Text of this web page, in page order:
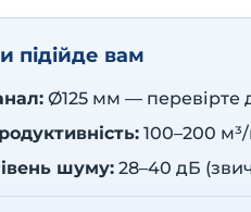
підійде вам
Ø125 мм — перевірте
100–200
шуму: 28–40 дБ